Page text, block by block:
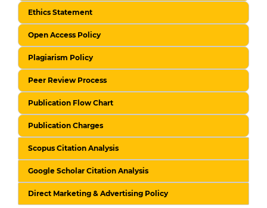
Ethics Statement
Open Access Policy
Plagiarism Policy
Peer Review Process
Publication Flow Chart
Publication Charges
Scopus Citation Analysis
Google Scholar Citation Analysis
Direct Marketing & Advertising Policy